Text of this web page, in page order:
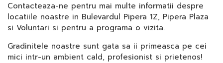
Contacteaza-ne pentru mai multe informatii despre
locatiile noastre in Bulevardul Pipera 1Z, Pipera Plaza
si Voluntari si pentru a programa o vizita.
Gradinitele noastre sunt gata sa ii primeasca pe cei
mici intr-un ambient cald, profesionist si prietenos!